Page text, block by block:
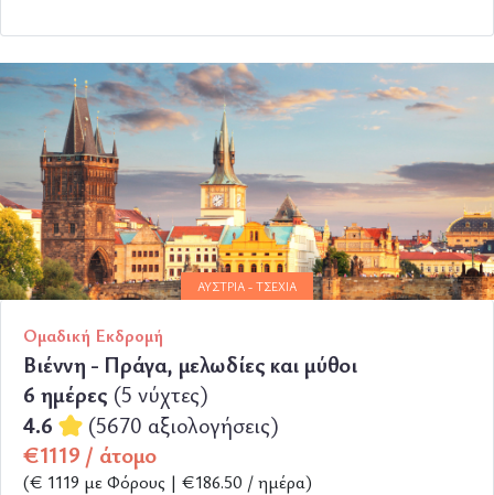
ΠΕΡΙΣΣΟΤΕΡΑ
ΑΥΣΤΡΊΑ - ΤΣΕΧΊΑ
Ομαδική Εκδρομή
Βιέννη - Πράγα, μελωδίες και μύθοι
6 ημέρες (5 νύχτες)
4.6
(5670 αξιολογήσεις)
€1119 / άτομο
(€ 1119 με Φόρους | €186.50 / ημέρα)